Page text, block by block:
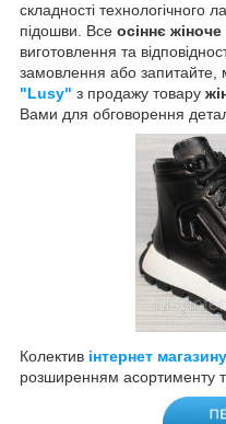
складності технологічного
підошви. Все осіннє жіноче
виготовлення та
замовлення або запитайте,
"Lusy" з продажу товару
Вами для обговорення
Колектив інтернет
розширенням асортименту